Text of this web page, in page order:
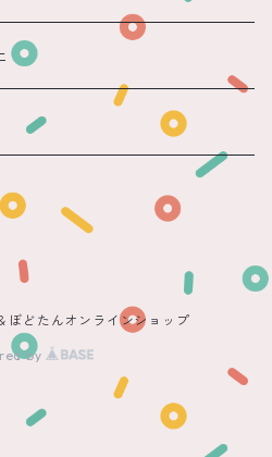
どたんオンラインショップ
by